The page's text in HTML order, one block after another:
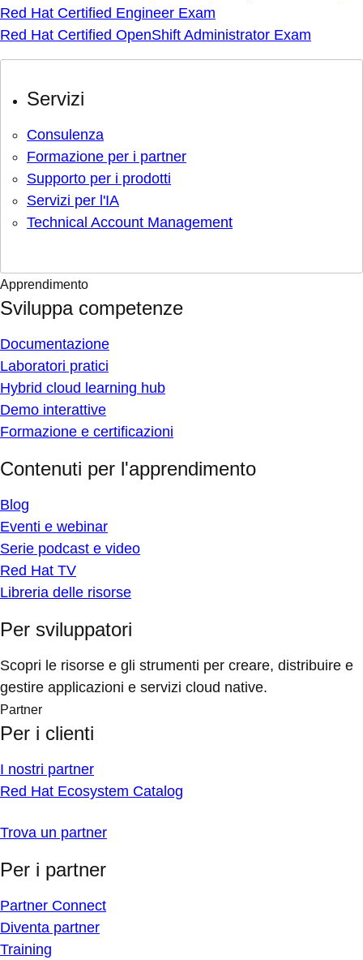
Red Hat Certified Engineer Exam
Red Hat Certified OpenShift Administrator Exam
Servizi
Consulenza
Formazione per i partner
Supporto per i prodotti
Servizi per l'IA
Technical Account Management
Apprendimento
Sviluppa competenze
Documentazione
Laboratori pratici
Hybrid cloud learning hub
Demo interattive
Formazione e certificazioni
Contenuti per l'apprendimento
Blog
Eventi e webinar
Serie podcast e video
Red Hat TV
Libreria delle risorse
Per sviluppatori
Scopri le risorse e gli strumenti per creare, distribuire e
gestire applicazioni e servizi cloud native.
Partner
Per i clienti
I nostri partner
Red Hat Ecosystem Catalog
Trova un partner
Per i partner
Partner Connect
Diventa partner
Training